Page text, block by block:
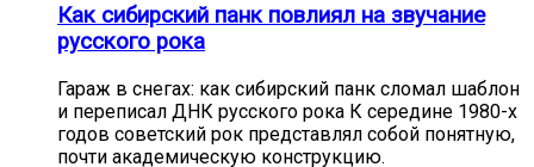
Как сибирский панк повлиял на звучание
русского рока
Гараж в снегах: как сибирский панк сломал шаблон
и переписал ДНК русского рока К середине 1980-х
годов советский рок представлял собой понятную,
почти академическую конструкцию.